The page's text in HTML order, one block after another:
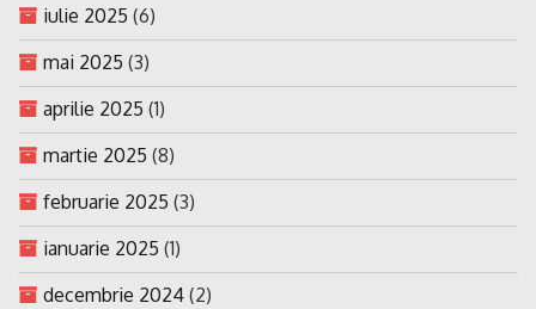
iulie 2025 (6)
mai 2025 (3)
aprilie 2025 (1)
martie 2025 (8)
februarie 2025 (3)
ianuarie 2025 (1)
decembrie 2024 (2)